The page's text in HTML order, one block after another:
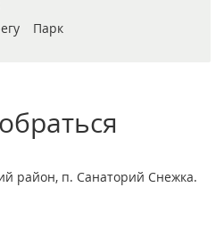
Парк
район, п. Санаторий Снежка.